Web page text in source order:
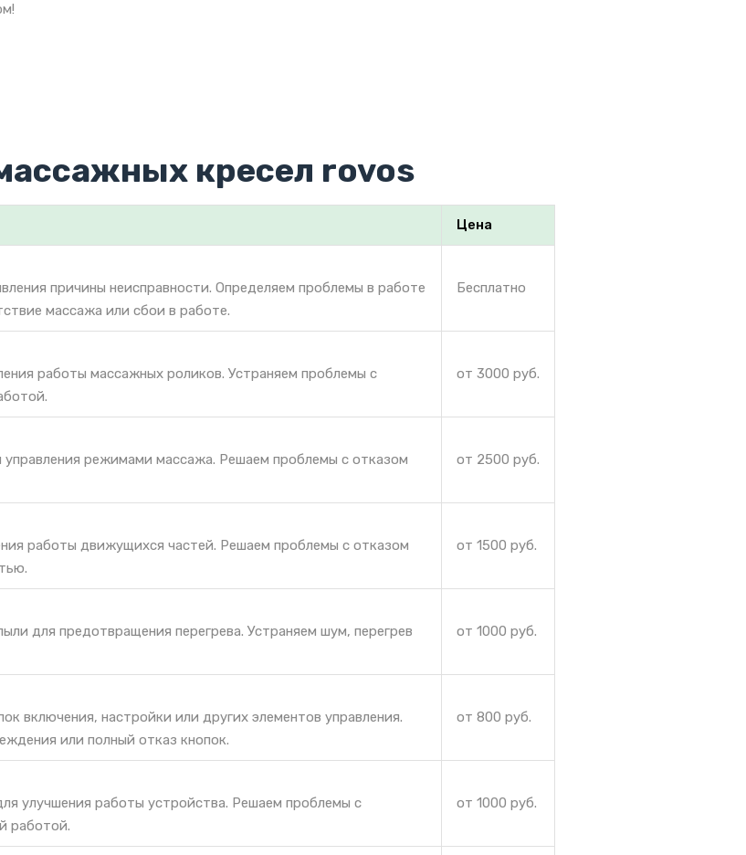
кресел rovos
Цена
причины неисправности. Определяем проблемы в работе
массажа или сбои в работе.
Бесплатно
работы массажных роликов. Устраняем проблемы с
от 3000 руб.
управления режимами массажа. Решаем проблемы с отказом
от 2500 руб.
работы движущихся частей. Решаем проблемы с отказом
от 1500 руб.
для предотвращения перегрева. Устраняем шум, перегрев
от 1000 руб.
включения, настройки или других элементов управления.
или полный отказ кнопок.
от 800 руб.
улучшения работы устройства. Решаем проблемы с
работой.
от 1000 руб.